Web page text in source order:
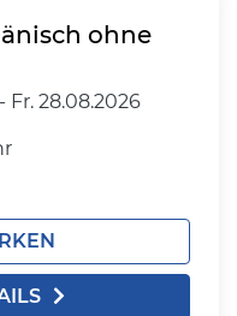
ohne
Fr. 28.08.2026